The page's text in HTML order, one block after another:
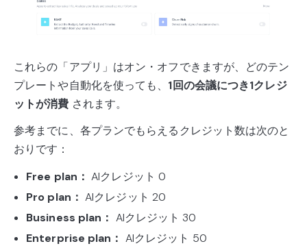
これらの「アプリ」はオン・オフできますが、どのテン
プレートや自動化を使っても、 1回の会議につき1クレジ
ットが消費 されます。
参考までに、各プランでもらえるクレジット数は次のと
おりです：
Free plan： AIクレジット 0
Pro plan： AIクレジット 20
Business plan： AIクレジット 30
Enterprise plan： AIクレジット 50